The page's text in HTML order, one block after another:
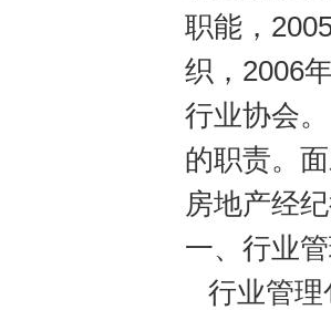
职能，
织，2006
行业协会
的职责。
房地产经
一、行业
行业管理